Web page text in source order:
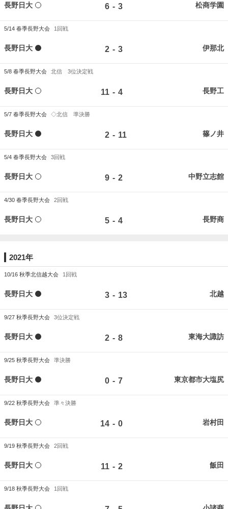
長野日大 6 - 3 松商学園
5/14 春季長野大会 1回戦
長野日大 2 - 3 伊那北
5/8 春季長野大会 北信 3位決定戦
長野日大 11 - 4 長野工
5/7 春季長野大会 ◇北信 準決勝
長野日大 2 - 11 篠ノ井
5/4 春季長野大会 3回戦
長野日大 9 - 2 中野立志館
4/30 春季長野大会 2回戦
長野日大 5 - 4 長野商
2021年
10/16 秋季北信越大会 1回戦
長野日大 3 - 13 北越
9/27 秋季長野大会 3位決定戦
長野日大 2 - 8 東海大諏訪
9/25 秋季長野大会 準決勝
長野日大 0 - 7 東京都市大塩尻
9/22 秋季長野大会 準々決勝
長野日大 14 - 0 岩村田
9/19 秋季長野大会 2回戦
長野日大 11 - 2 飯田
9/18 秋季長野大会 1回戦